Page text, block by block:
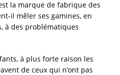
la marque de fabrique des
il mêler ses gamines, en
à des problématiques
à plus forte raison les
de ceux qui n’ont pas